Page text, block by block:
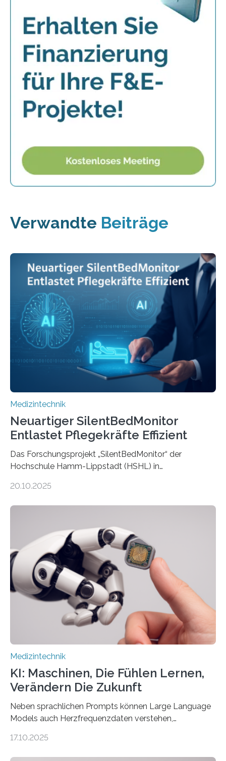
Verwandte Beiträge
Medizintechnik
Neuartiger SilentBedMonitor
Entlastet Pflegekräfte Effizient
Das Forschungsprojekt „SilentBedMonitor“ der
Hochschule Hamm-Lippstadt (HSHL) in
auf Personen ab, die bettlägerig sind oder in ihrer
Entwicklung der Sensorik und Datenübertragung. Die
HSHL verantwortet die wissenschaftliche Begleitung
sowie die KI-gestützte Datenauswertung. Das Ziel ist
die Entwicklung eines berührungslosen
Assistenzsystems, das den Zustand der Person
kontinuierlich erfasst, pflegende Personen unterstützt
und in Notfällen selbstständig Alarm schlägt. „Die Idee
20.10.2025
Medizintechnik
KI: Maschinen, Die Fühlen Lernen,
Verändern Die Zukunft
Neben sprachlichen Prompts können Large Language
Models auch Herzfrequenzdaten verstehen,
haben Dr. Morris Gellisch, ehemals an der Ruhr-
17.10.2025